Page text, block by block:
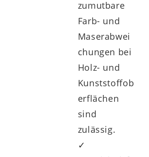
zumutbare
Farb- und
Maserabwei
chungen bei
Holz- und
Kunststoffob
erflächen
sind
zulässig.
✓